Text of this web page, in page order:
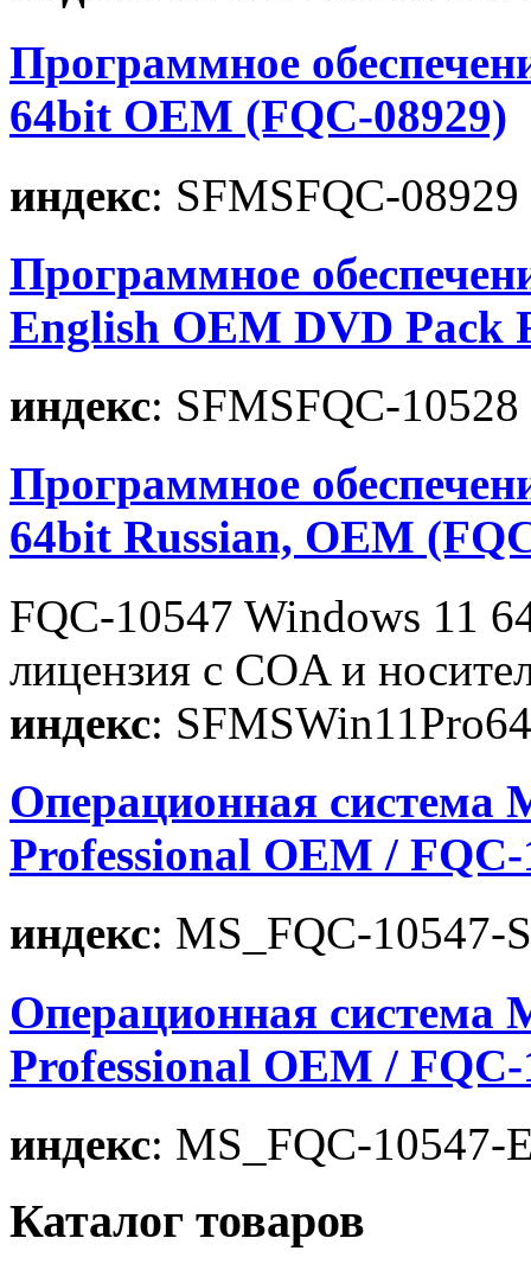
Программное
64bit OEM (FQC-08929)
индекс: SFMSFQC-08929
Программное
English OEM DVD Pack
индекс: SFMSFQC-10528
Программное
64bit Russian, OEM
FQC-10547 Windows 11
лицензия с COA и
индекс:
Операционная система
Professional OEM /
индекс: MS_FQC-10547-S
Операционная система
Professional OEM / FQC-
индекс: MS_FQC-10547-
Каталог товаров